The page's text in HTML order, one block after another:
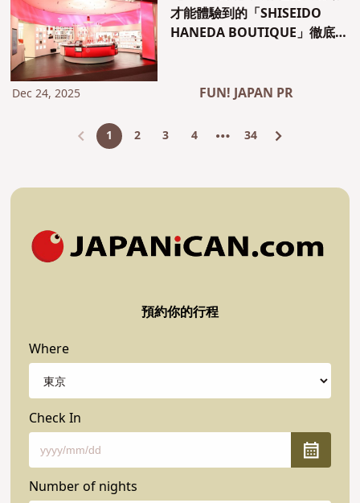
才能體驗到的「SHISEIDO
HANEDA BOUTIQUE」徹底採
奢華時光
Dec 24, 2025 FUN! JAPAN PR
1 2 3 4 34
預約你的行程
Where
Check In
Number of nights